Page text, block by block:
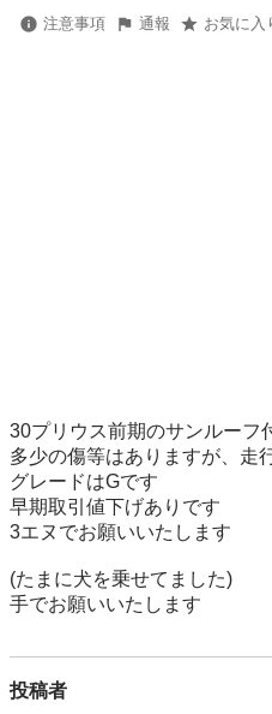
注意事項 通報 お気に入
30プリウス前期のサンルーフ
多少の傷等はありますが、走
グレードはGです
早期取引値下げありです
3エヌでお願いいたします
(たまに犬を乗せてました)
手でお願いいたします
投稿者